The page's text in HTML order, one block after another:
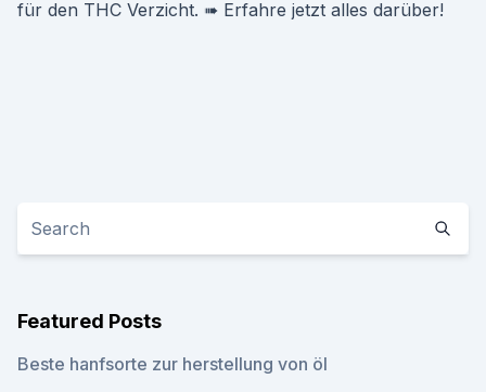
für den THC Verzicht. ➠ Erfahre jetzt alles darüber!
Featured Posts
Beste hanfsorte zur herstellung von öl